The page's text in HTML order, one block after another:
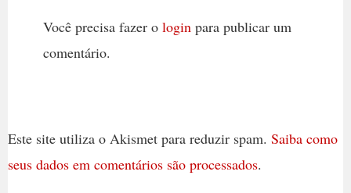
Você precisa fazer o loginpara publicar um
comentário.
Este site utiliza o Akismet para reduzir spam. Saiba como
seus dados em comentários são processados.